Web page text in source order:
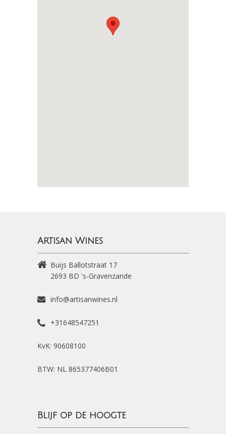
Artisan Wines
Buijs Ballotstraat 17
2693 BD 's-Gravenzande
info@artisanwines.nl
+31648547251
KvK: 90608100
BTW: NL 865377406B01
Blijf op de hoogte